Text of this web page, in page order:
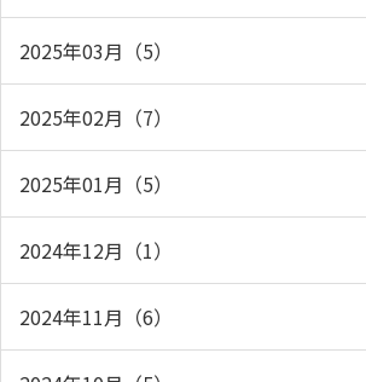
2025年03月（5）
2025年02月（7）
2025年01月（5）
2024年12月（1）
2024年11月（6）